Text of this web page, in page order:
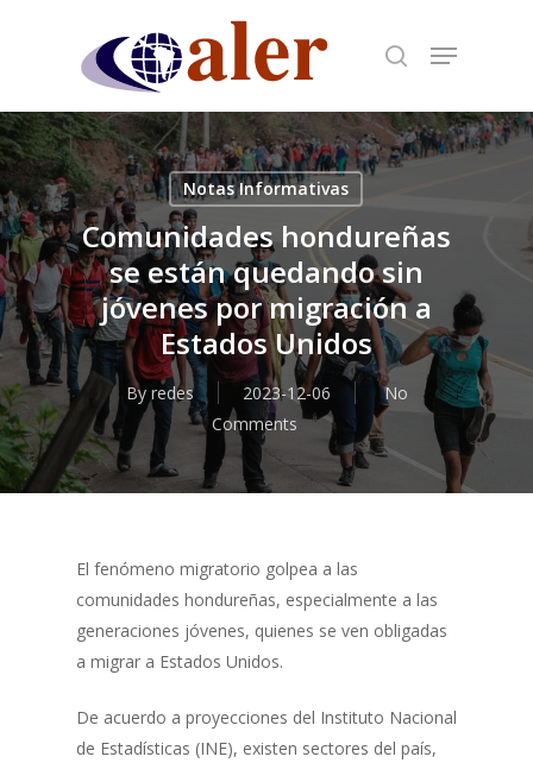
content
Notas Informativas
Comunidades hondureñas
se están quedando sin
jóvenes por migración a
Estados Unidos
By redes 2023-12-06
No
Comments
El fenómeno migratorio golpea a las
comunidades hondureñas, especialmente a las
generaciones jóvenes, quienes se ven obligadas
a migrar a Estados Unidos.
De acuerdo a proyecciones del Instituto Nacional
de Estadísticas (INE), existen sectores del país,